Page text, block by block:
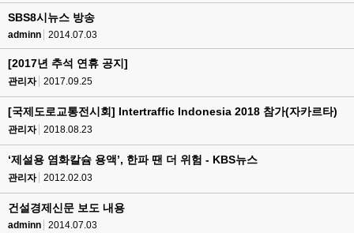
SBS8시뉴스 방송
adminn 2014.07.03
[2017년 추석 연휴 공지]
관리자 2017.09.25
[국제도로교통전시회] Intertraffic Indonesia 2018 참가(자카르타)
관리자 2018.08.23
‘제설용 염화칼슘 용액’, 한파 땐 더 위험 - KBS뉴스
관리자 2012.02.03
건설경제신문 보도 내용
adminn 2014.07.03